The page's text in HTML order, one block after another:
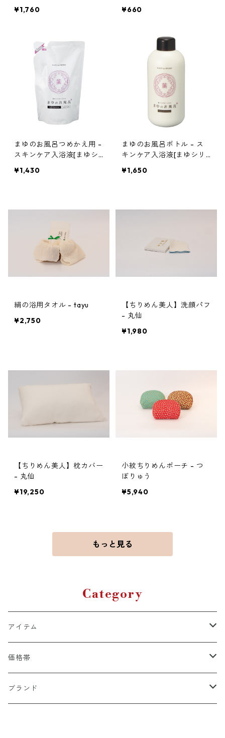
¥1,760
¥660
まゆのお風呂つめかえ用 -
スキンケア入浴液[まゆシ
¥1,430
まゆのお風呂ボトル - ス
キンケア入浴液[まゆシリ
¥1,650
絹の浴用タオル - tayu
¥2,750
【ちりめん美人】洗顔パフ
- 丸仙
¥1,980
【ちりめん美人】枕カバー
- 丸仙
¥19,250
小紋ちりめんポーチ - つ
ぼりゅう
¥5,940
もっと見る
Category
アイテム
ライフスタイル
ストール・スカーフ
価格帯
～4,999円
ブランド